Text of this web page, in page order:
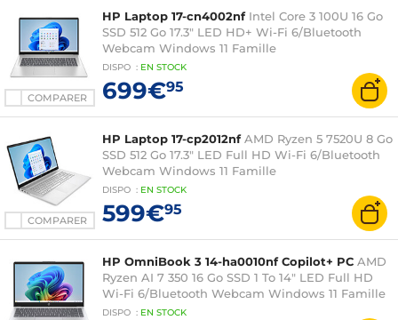
COMPARER
HP Laptop 17-cn4002nf Intel Core 3 100U 16 Go
SSD 512 Go 17.3" LED HD+ Wi-Fi 6/Bluetooth
Webcam Windows 11 Famille
DISPO : EN STOCK
699€95
COMPARER
HP Laptop 17-cp2012nf AMD Ryzen 5 7520U 8 Go
SSD 512 Go 17.3" LED Full HD Wi-Fi 6/Bluetooth
Webcam Windows 11 Famille
DISPO : EN STOCK
599€95
HP OmniBook 3 14-ha0010nf Copilot+ PC AMD
Ryzen AI 7 350 16 Go SSD 1 To 14" LED Full HD
Wi-Fi 6/Bluetooth Webcam Windows 11 Famille
DISPO : EN STOCK